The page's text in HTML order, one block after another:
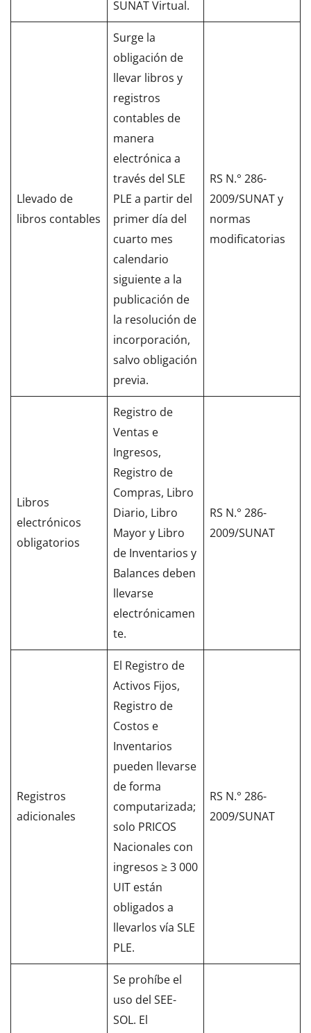
SUNAT Virtual.
Llevado de
libros contables
Surge la
obligación de
llevar libros y
registros
contables de
manera
electrónica a
través del SLE
PLE a partir del
primer día del
cuarto mes
calendario
siguiente a la
publicación de
la resolución de
incorporación,
salvo obligación
previa.
RS N.° 286-
2009/SUNAT y
normas
modificatorias
Libros
electrónicos
obligatorios
Registro de
Ventas e
Ingresos,
Registro de
Compras, Libro
Diario, Libro
Mayor y Libro
de Inventarios y
Balances deben
llevarse
electrónicamen
te.
RS N.° 286-
2009/SUNAT
Registros
adicionales
El Registro de
Activos Fijos,
Registro de
Costos e
Inventarios
pueden llevarse
de forma
computarizada;
solo PRICOS
Nacionales con
ingresos ≥ 3 000
UIT están
obligados a
llevarlos vía SLE
PLE.
RS N.° 286-
2009/SUNAT
Se prohíbe el
uso del SEE-
SOL. El